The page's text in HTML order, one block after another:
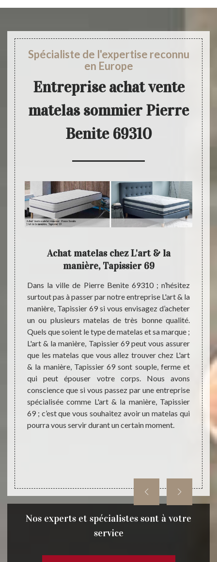
Spécialiste de l'expertise reconnu
en Europe
Entreprise achat vente
matelas sommier Pierre
Benite 69310
est
et
des
& la
L'art
Achat matelas chez L'art & la
manière, Tapissier 69
Dans la ville de Pierre Benite 69310 ; n’hésitez
surtout pas à passer par notre entreprise L'art & la
manière, Tapissier 69 si vous envisagez d’acheter
un ou plusieurs matelas de très bonne qualité.
Quels que soient le type de matelas et sa marque ;
L'art & la manière, Tapissier 69 peut vous assurer
que les matelas que vous allez trouver chez L'art
& la manière, Tapissier 69 sont souple, ferme et
qui peut épouser votre corps. Nous avons
conscience que si vous passez par une entreprise
spécialisée comme L'art & la manière, Tapissier
69 ; c’est que vous souhaitez avoir un matelas qui
pourra vous servir durant un certain moment.
fois.
avec
les
Nos experts et spécialistes sont à votre
service